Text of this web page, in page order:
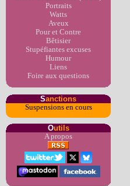
Portraits
Watts
Aveux
Pour et Contre
Bêtisier
Stupéfiantes excuses
Humour
Liens
Foire aux questions
Sanctions
Suspensions en cours
Outils
A propos